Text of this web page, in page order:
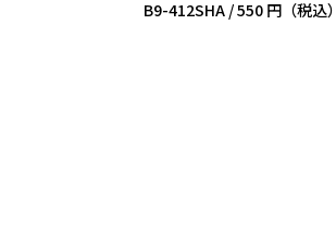
B9-412SHA /550 円（税込）